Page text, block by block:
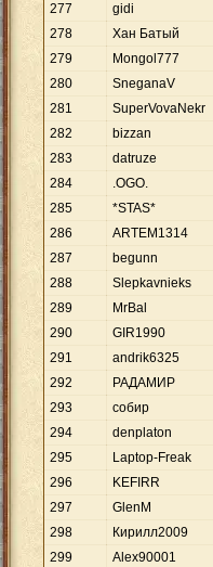
277
gidi
278
Хан Батый
279
Mongol777
280
SneganaV
281
SuperVovaNekr
282
bizzan
283
datruze
284
.OGO.
285
*STAS*
286
ARTEM1314
287
begunn
288
Slepkavnieks
289
MrBal
290
GIR1990
291
andrik6325
292
РАДАМИР
293
собир
294
denplaton
295
Laptop-Freak
296
KEFIRR
297
GlenM
298
Кирилл2009
299
Alex90001